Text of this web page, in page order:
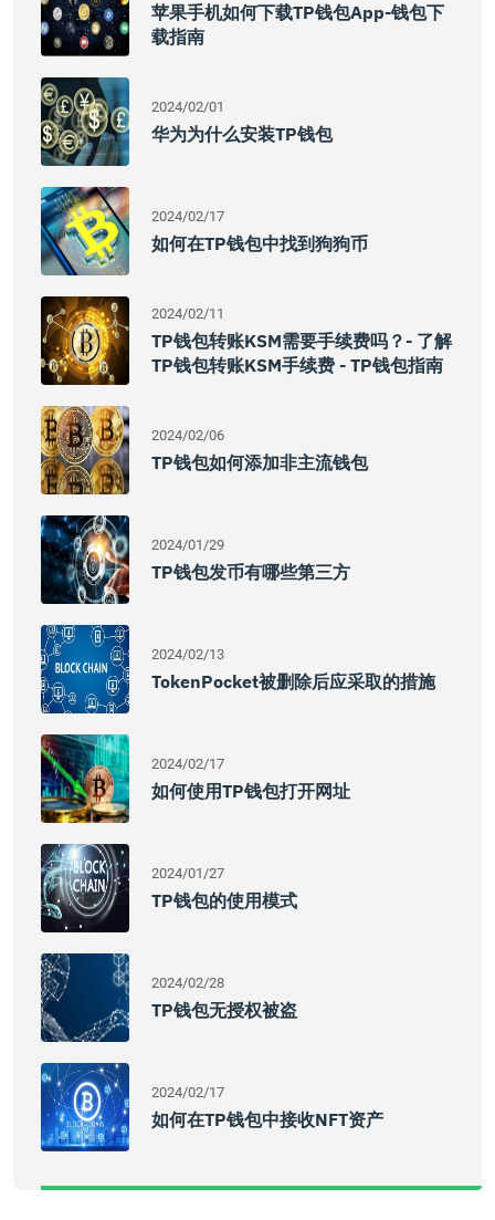
苹果手机如何下载TP钱包App-钱包下
载指南
2024/02/01
华为为什么安装TP钱包
2024/02/17
如何在TP钱包中找到狗狗币
2024/02/11
TP钱包转账KSM需要手续费吗？- 了解
TP钱包转账KSM手续费 - TP钱包指南
2024/02/06
TP钱包如何添加非主流钱包
2024/01/29
TP钱包发币有哪些第三方
2024/02/13
TokenPocket被删除后应采取的措施
2024/02/17
如何使用TP钱包打开网址
2024/01/27
TP钱包的使用模式
2024/02/28
TP钱包无授权被盗
2024/02/17
如何在TP钱包中接收NFT资产